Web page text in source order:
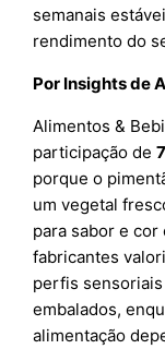
semanais
rendimento do
Por Insights de
Alimentos &
participação de
porque o
um vegetal
para sabor e cor
fabricantes
perfis
embalados,
alimentação